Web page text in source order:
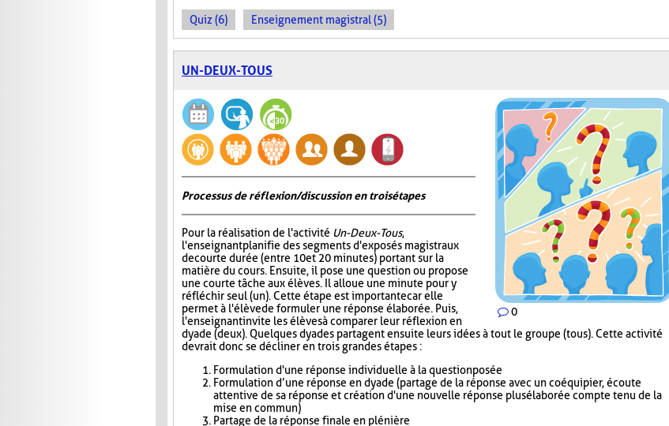
Quiz (6) Enseignement magistral (5)
UN-DEUX-TOUS
0
Processus de réflexion/discussion en trois étapes
Pour la réalisation de l'activité Un-Deux-Tous,
l'enseignant planifie des segments d'exposés magistraux
de courte durée (entre 10 et 20 minutes) portant sur la
matière du cours. Ensuite, il pose une question ou propose
une courte tâche aux élèves. Il alloue une minute pour y
réfléchir seul (un). Cette étape est importante car elle
permet à l'élève de formuler une réponse élaborée. Puis,
l'enseignant invite les élèves à comparer leur réflexion en
dyade (deux). Quelques dyades partagent ensuite leurs idées à tout le groupe (tous). Cette activité
devrait donc se décliner en trois grandes étapes :
Formulation d'une réponse individuelle à la question posée
Formulation d’une réponse en dyade (partage de la réponse avec un coéquipier, écoute
attentive de sa réponse et création d'une nouvelle réponse plus élaborée compte tenu de la
mise en commun)
Partage de la réponse finale en plénière